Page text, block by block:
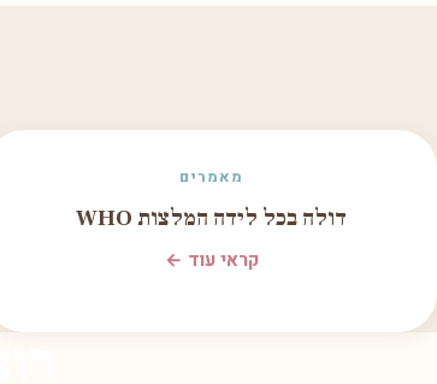
מאמרים
דולה בכל לידה המלצות WHO
קראי עוד ←